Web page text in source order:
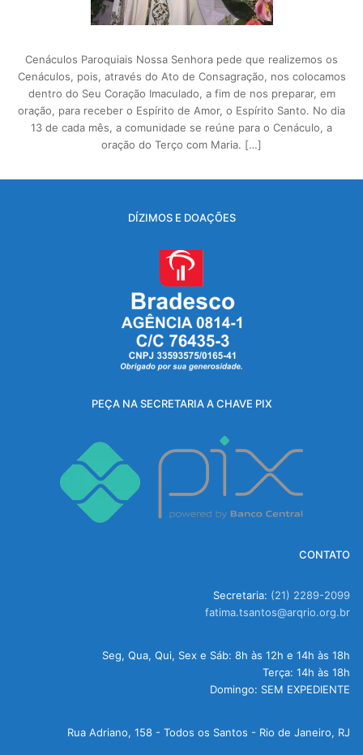
Cenáculos Paroquiais Nossa Senhora pede que realizemos os
Cenáculos, pois, através do Ato de Consagração, nos colocamos
dentro do Seu Coração Imaculado, a fim de nos preparar, em
oração, para receber o Espírito de Amor, o Espírito Santo. No dia
13 de cada mês, a comunidade se reúne para o Cenáculo, a
oração do Terço com Maria. […]
DÍZIMOS E DOAÇÕES
PEÇA NA SECRETARIA A CHAVE PIX
CONTATO
Secretaria: (21) 2289-2099
fatima.tsantos@arqrio.org.br
Seg, Qua, Qui, Sex e Sáb: 8h às 12h e 14h às 18h
Terça: 14h às 18h
Domingo: SEM EXPEDIENTE
Rua Adriano, 158 - Todos os Santos - Rio de Janeiro, RJ